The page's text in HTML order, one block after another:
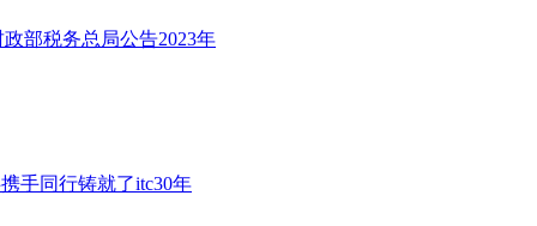
部税务总局公告2023年
手同行铸就了itc30年